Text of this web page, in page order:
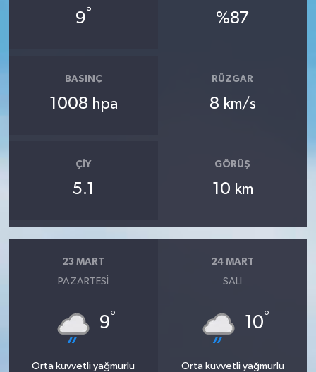
9° %87
BASINÇ
1008 hpa
RÜZGAR
8 km/s
ÇIY
5.1
GÖRÜŞ
10 km
23 MART
PAZARTESI
9°
Orta kuvvetli yağmurlu
24 MART
SALI
10°
Orta kuvvetli yağmurlu